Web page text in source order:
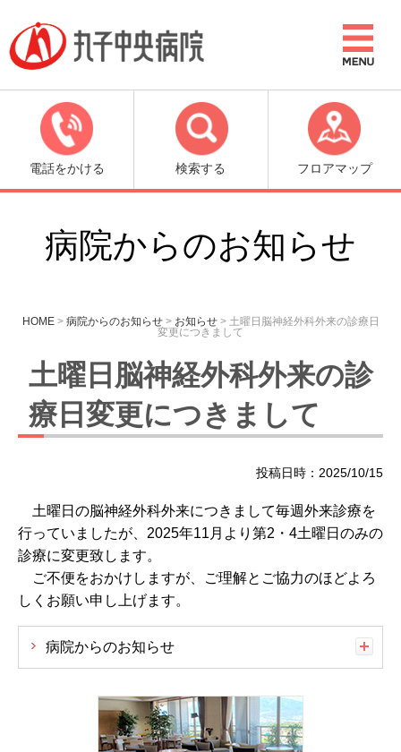
電話をかける 検索する フロアマップ
病院からのお知らせ
HOME> 病院からのお知らせ> お知らせ> 土曜日脳神経外科外来の診療日
変更につきまして
土曜日脳神経外科外来の診
療日変更につきまして
投稿日時：2025/10/15
土曜日の脳神経外科外来につきまして毎週外来診療を
行っていましたが、2025年11月より第2・4土曜日のみの
診療に変更致します。
ご不便をおかけしますが、ご理解とご協力のほどよろ
しくお願い申し上げます。
病院からのお知らせ